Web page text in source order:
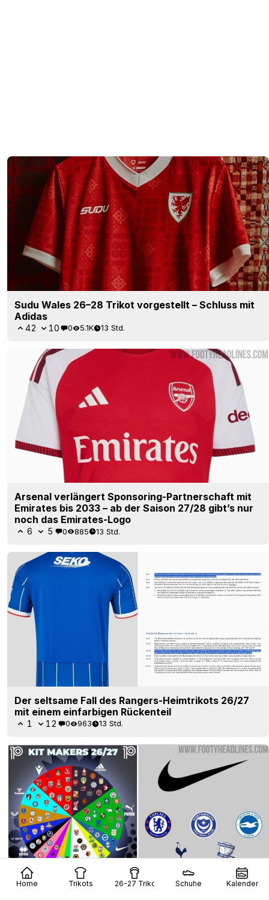
Home Trikots 26-27 Trikots Schuhe Kalender
Sudu Wales 26–28 Trikot vorgestellt – Schluss mit
Adidas
42 10 0 5.1K 13 Std.
Arsenal verlängert Sponsoring-Partnerschaft mit
Emirates bis 2033 – ab der Saison 27/28 gibt’s nur
noch das Emirates-Logo
6 5 0 885 13 Std.
Der seltsame Fall des Rangers-Heimtrikots 26/27
mit einem einfarbigen Rückenteil
1 12 0 963 13 Std.